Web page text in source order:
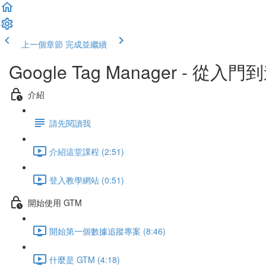
上一個章節 完成並繼續
Google Tag Manager - 從入門
介紹
請先閱讀我
介紹這堂課程 (2:51)
登入教學網站 (0:51)
開始使用 GTM
開始第一個數據追蹤專案 (8:46)
什麼是 GTM (4:18)